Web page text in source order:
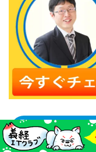
公開収録放送詳